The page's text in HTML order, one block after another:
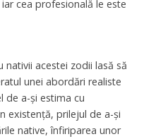
cea profesională le este
nativii acestei zodii lasă să
unei abordări realiste
de a-și estima cu
existenţă, prilejul de a-și
native, înfiriparea unor